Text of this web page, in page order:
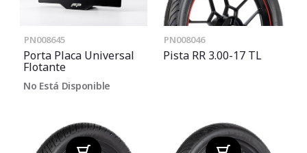
PN008645
Porta Placa Universal
Flotante
No Está Disponible
PN008046
Pista RR 3.00-17 TL